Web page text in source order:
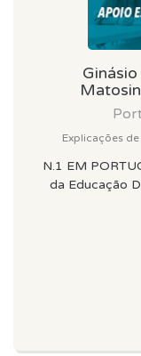
Explicações
N.1 EM
da Educação